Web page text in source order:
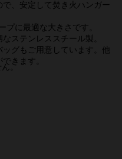
。
、安定して焚き火ハンガー
プに最適な大きさです。
ステンレススチール製。
グもご用意しています。他
きます。